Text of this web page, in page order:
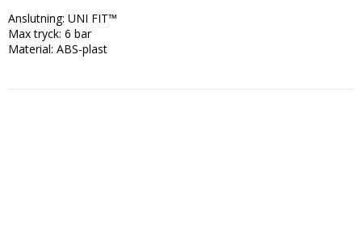
Anslutning: UNI FIT™
Max tryck: 6 bar
Material: ABS-plast